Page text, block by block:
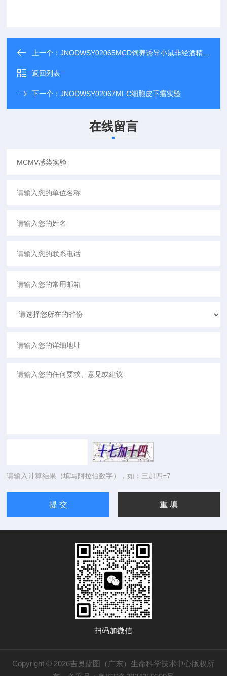
上一个：JNODWSY02065MCD饲养诱导小鼠非经酒精性脂肪肝
返回列表
下一个：JNODWSY02067MFC细胞皮下瘤实验
在线留言
请输入计算结果（填写阿拉伯数字），如：三加四=7
扫码加微信
Copyright © 2026吉奥蓝图（广东）生命科学技术中心版权所